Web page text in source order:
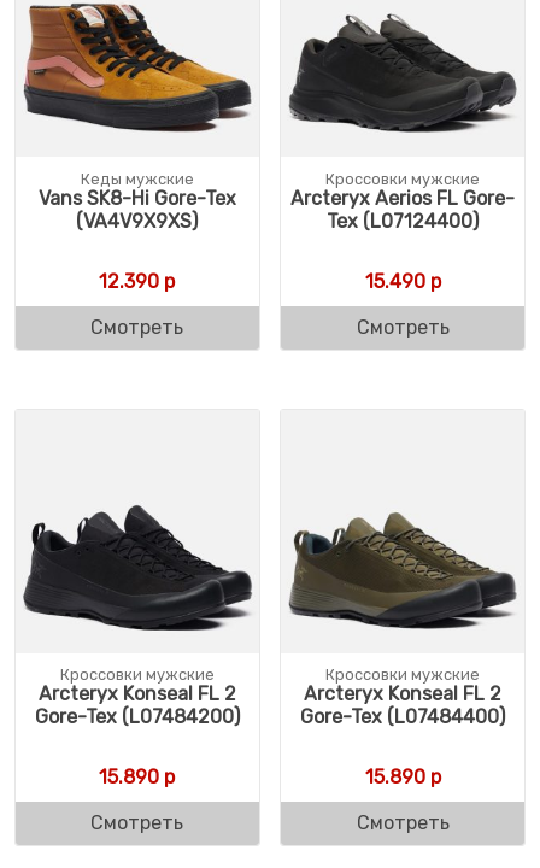
Кеды мужские
Vans SK8-Hi Gore-Tex
(VA4V9X9XS)
12.390 р
Смотреть
Кроссовки мужские
Arcteryx Aerios FL Gore-
Tex (L07124400)
15.490р
Смотреть
Кроссовки мужские
Arcteryx Konseal FL 2
Gore-Tex (L07484200)
15.890 р
Смотреть
Кроссовки мужские
Arcteryx Konseal FL 2
Gore-Tex (L07484400)
15.890р
Смотреть